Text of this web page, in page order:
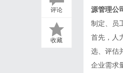
评论
收藏
源管理公
制定、员
首先，人
选、评估
企业需求